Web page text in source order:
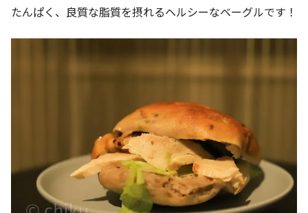
たんぱく、良質な脂質を摂れるヘルシーなベーグルです！